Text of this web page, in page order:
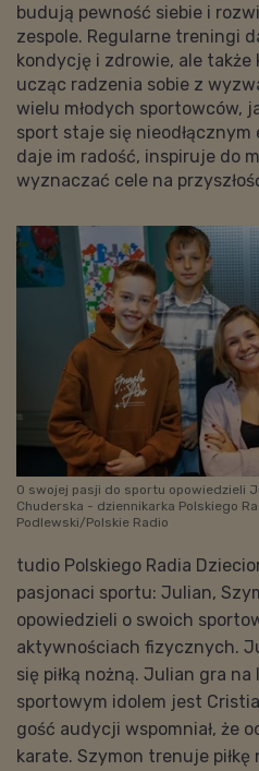
budują pewność siebie i
zespole. Regularne treningi
kondycję i zdrowie, ale także
ucząc radzenia sobie z
wielu młodych sportowców,
sport staje się
daje im radość, inspiruje do
wyznaczać cele na
O swojej pasji do sportu opowiedzieli
Chuderska - dziennikarka Polskiego
Podlewski/Polskie Radio
tudio Polskiego Radia
pasjonaci sportu: Julian,
opowiedzieli o swoich
aktywnościach fizycznych.
się piłką nożną. Julian gra
sportowym idolem jest
gość audycji wspomniał, że
karate. Szymon trenuje piłkę